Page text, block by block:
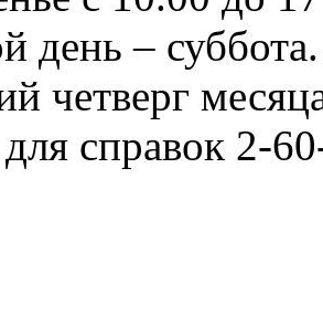
день – суббота.
четверг
справок 2-